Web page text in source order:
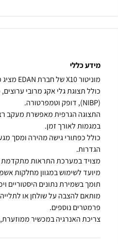
מידע כללי
התצוגה הגרפית מאפשרת מעקב
כולל כפתורי גישה מהירה ומסך
מותאם להצבה על שולחן או
צריכת האנרגיה במכשיר ממוזערת,